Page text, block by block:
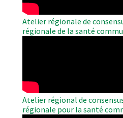
Atelier régionale de
régionale de la santé
Atelier régional de
régionale pour la santé